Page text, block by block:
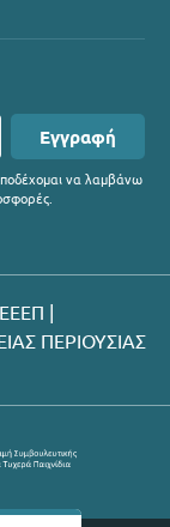
Εγγραφή
να λαμβάνω
|
ΠΕΡΙΟΥΣΙΑΣ